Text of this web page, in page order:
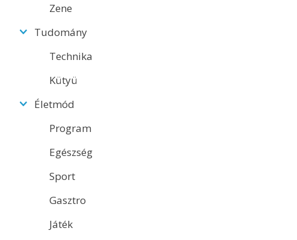
Zene
Tudomány
Technika
Kütyü
Életmód
Program
Egészség
Sport
Gasztro
Játék